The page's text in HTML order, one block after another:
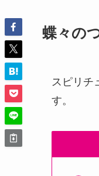
蝶々の
スピリチ
す。